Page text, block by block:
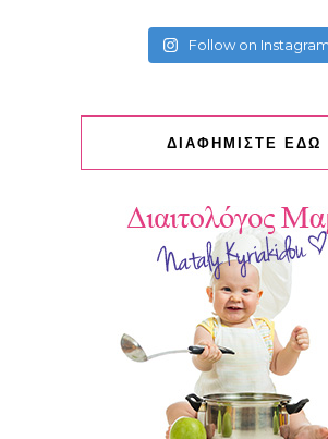
Follow on Instagram
ΔΙΑΦΗΜΙΣΤΕ ΕΔΩ